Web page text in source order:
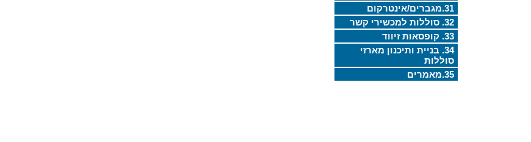
31.מגברים/אינטרקום
32. סוללות למכשירי קשר
33. קופסאות זיווד
34. בניית ותיכנון מארזי
סוללות
35.מאמרים